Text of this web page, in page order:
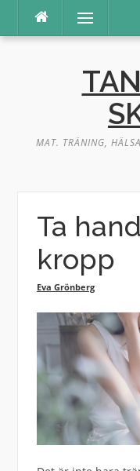
innehåll
Meny
MAT. TRÄNING,
Ta
kropp
Eva Grönberg